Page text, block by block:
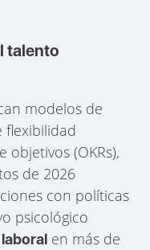
talento
modelos de
flexibilidad
objetivos (OKRs),
de 2026
con políticas
psicológico
en más de